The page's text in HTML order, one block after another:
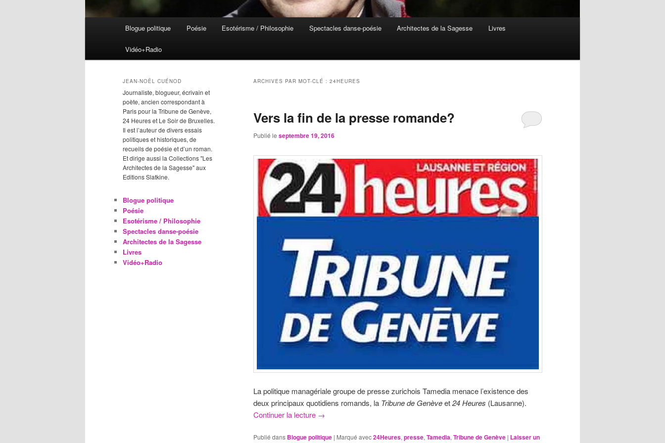
Aller
au
contenu
principal
Aller
au
contenu
secondaire
Blogue politique Poésie Esotérisme / Philosophie Spectacles danse-poésie Architectes de la Sagesse Livres
Vidéo+Radio
ARCHIVES PAR MOT-CLÉ : 24HEURES
Vers la fin de la presse romande?
Publié le septembre 19, 2016
La politique managériale groupe de presse zurichois Tamedia menace l’existence des
deux principaux quotidiens romands, la Tribune de Genèveet24 Heures (Lausanne).
Continuer la lecture →
Publié dans Blogue politique | Marqué avec24Heures, presse, Tamedia, Tribune de Genève | Laisser un
JEAN-NOËL CUÉNOD
Journaliste, blogueur, écrivain et
poète, ancien correspondant à
Paris pour la Tribune de Genève,
24 Heures et Le Soir de Bruxelles.
Il est l’auteur de divers essais
politiques et historiques, de
recueils de poésie et d’un roman.
Et dirige aussi la Collections "Les
Architectes de la Sagesse" aux
Editions Slatkine.
Blogue politique
Poésie
Esotérisme / Philosophie
Spectacles danse-poésie
Architectes de la Sagesse
Livres
Vidéo+Radio